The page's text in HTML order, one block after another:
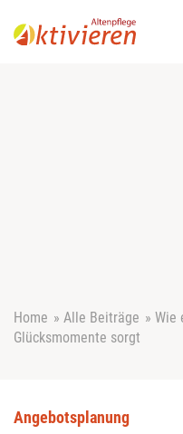
Home » Alle Beiträge » Wie
Glücksmomente sorgt
Angebotsplanung